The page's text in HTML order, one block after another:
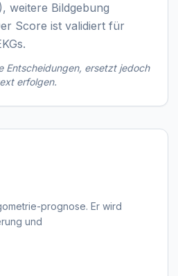
weitere Bildgebung
Score ist validiert für
ersetzt jedoch
erfolgen.
prognose. Er wird
und